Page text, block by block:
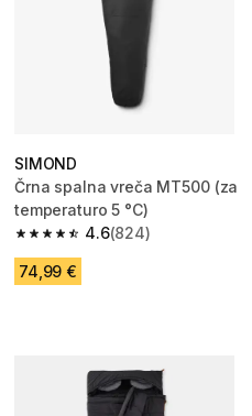
SIMOND
Črna spalna vreča MT500 (za
temperaturo 5 °C)
4.6
4.6 od 5 zvezdic from 824
(824)
74,99 €